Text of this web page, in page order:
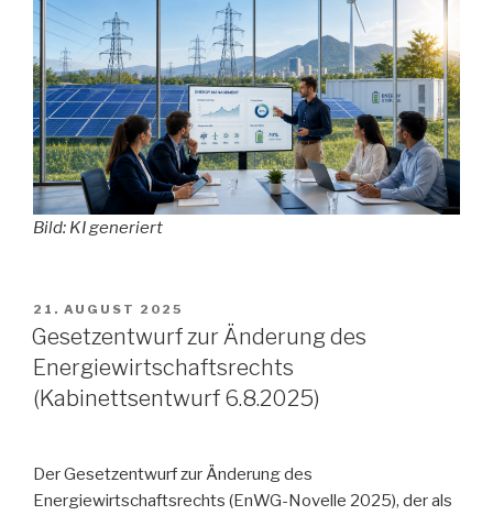
Bild: KI generiert
VERÖFFENTLICHT
AM
21. AUGUST 2025
Gesetzentwurf zur Änderung des
Energiewirtschaftsrechts
(Kabinettsentwurf 6.8.2025)
Der Gesetzentwurf zur Änderung des
Energiewirtschaftsrechts (EnWG-Novelle 2025), der als